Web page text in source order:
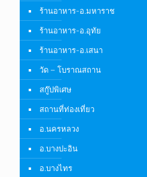
ร้านอาหาร-อ.มหาราช
ร้านอาหาร-อ.อุทัย
ร้านอาหาร-อ.เสนา
วัด – โบราณสถาน
สกู๊ปพิเศษ
สถานที่ท่องเที่ยว
อ.นครหลวง
อ.บางปะอิน
อ.บางไทร